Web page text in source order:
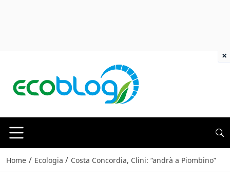
Home / Ecologia / Costa Concordia, Clini: “andrà a Piombino”
×